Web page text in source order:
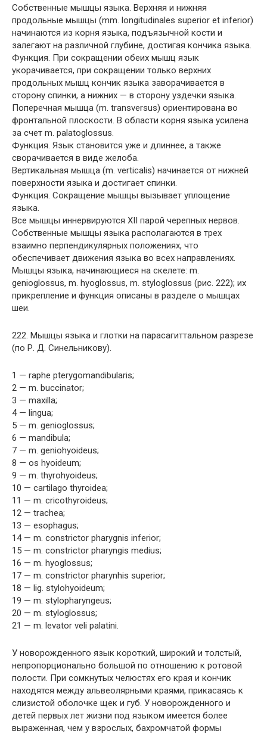
Собственные мышцы языка. Верхняя и нижняя
продольные мышцы (mm. longitudinales superior et inferior)
начинаются из корня языка, подъязычной кости и
залегают на различной глубине, достигая кончика языка.
Функция. При сокращении обеих мышц язык
укорачивается, при сокращении только верхних
продольных мышц кончик языка заворачивается в
сторону спинки, а нижних — в сторону уздечки языка.
Поперечная мышца (m. transversus) ориентирована во
фронтальной плоскости. В области корня языка усилена
за счет m. palatoglossus.
Функция. Язык становится уже и длиннее, а также
сворачивается в виде желоба.
Вертикальная мышца (m. verticalis) начинается от нижней
поверхности языка и достигает спинки.
Функция. Сокращение мышцы вызывает уплощение
языка.
Все мышцы иннервируются XII парой черепных нервов.
Собственные мышцы языка располагаются в трех
взаимно перпендикулярных положениях, что
обеспечивает движения языка во всех направлениях.
Мышцы языка, начинающиеся на скелете: m.
genioglossus, m. hyoglossus, m. styloglossus (рис. 222); их
прикрепление и функция описаны в разделе о мышцах
шеи.
222. Мышцы языка и глотки на парасагиттальном разрезе
(по Р. Д. Синельникову).
1 — raphe pterygomandibularis;
2 — m. buccinator;
3 — maxilla;
4 — lingua;
5 — m. genioglossus;
6 — mandibula;
7 — m. geniohyoideus;
8 — os hyoideum;
9 — m. thyrohyoideus;
10 — cartilago thyroidea;
11 — m. cricothyroideus;
12 — trachea;
13 — esophagus;
14 — m. constrictor pharygnis inferior;
15 — m. constrictor pharyngis medius;
16 — m. hyoglossus;
17 — m. constrictor pharynhis superior;
18 — lig. stylohyoideum;
19 — m. stylopharyngeus;
20 — m. styloglossus;
21 — m. levator veli palatini.
У новорожденного язык короткий, широкий и толстый,
непропорционально большой по отношению к ротовой
полости. При сомкнутых челюстях его края и кончик
находятся между альвеолярными краями, прикасаясь к
слизистой оболочке щек и губ. У новорожденного и
детей первых лет жизни под языком имеется более
выраженная, чем у взрослых, бахромчатой формы